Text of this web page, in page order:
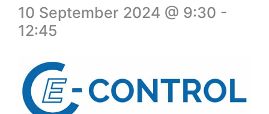
10 September 2024 @ 9:30 -
12:45